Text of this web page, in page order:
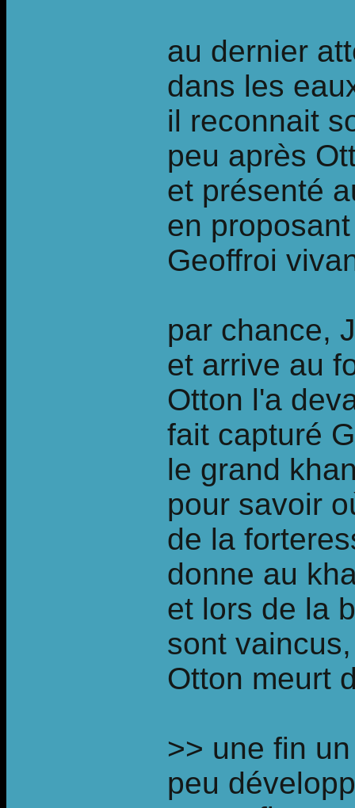
au dernier
dans les
il reconnait
peu après
et présenté
en
Geoffroi
par chance,
et arrive au
Otton l'a
fait capturé
le grand
pour savoir
de la
donne au
et lors de la
sont
Otton meurt
>> une fin
peu